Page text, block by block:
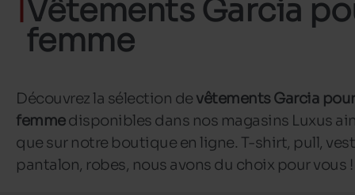
🚛 Livraison gratuite en magasins
Vêtements Garcia
femme
Découvrez la sélection de vêtements Garcia pour
femmedisponibles dans nos magasins Luxus
que sur notre boutique en ligne. T-shirt, pull,
pantalon, robes, nous avons du choix pour vous !